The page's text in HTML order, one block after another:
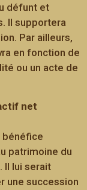
défunt et
Il supportera
Par ailleurs,
en fonction de
ou un acte de
net
bénéfice
patrimoine du
Il lui serait
une succession